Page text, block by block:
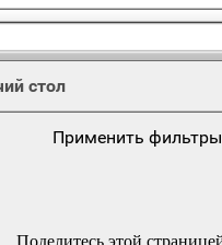
стол
Применить фильтры